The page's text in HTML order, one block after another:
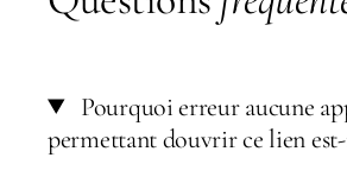
Pourquoi erreur aucune
permettant douvrir ce lien